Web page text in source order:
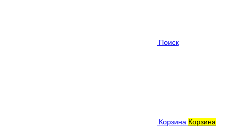
Поиск
Корзина Корзина